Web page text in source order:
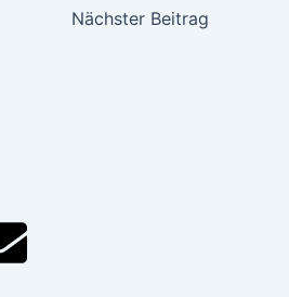
Nächster Beitrag
E